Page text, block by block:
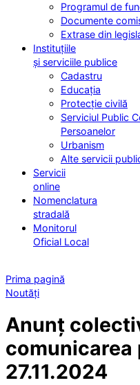
Programul de
Documente
Extrase din
Instituțiile
și serviciile publice
Cadastru
Educația
Protecție civilă
Serviciul Public
Persoanelor
Urbanism
Alte servicii
Servicii
online
Nomenclatura
stradală
Monitorul
Oficial Local
Prima pagină
Noutăți
Anunț
27.11.2024